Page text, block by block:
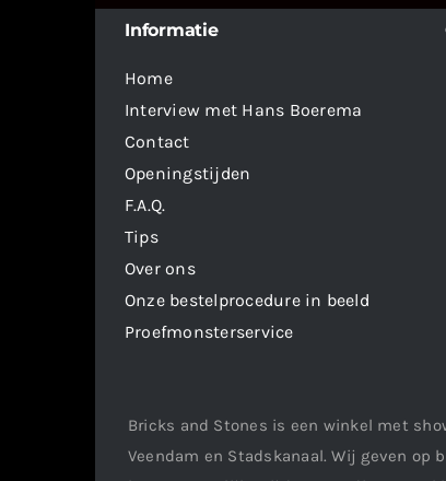
Informatie
Home
Interview met Hans Boerema
Contact
Openingstijden
F.A.Q.
Tips
Over ons
Onze bestelprocedure in beeld
Proefmonsterservice
Bricks and Stones is een winkel met
Veendam en Stadskanaal. Wij geven op